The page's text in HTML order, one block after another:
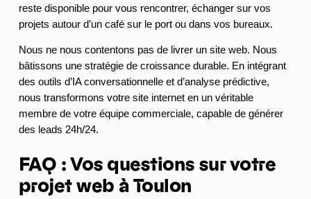
reste disponible pour vous rencontrer, échanger sur vos
projets autour d’un café sur le port ou dans vos bureaux.
Nous ne nous contentons pas de livrer un site web. Nous
bâtissons une stratégie de croissance durable. En intégrant
des outils d’IA conversationnelle et d’analyse prédictive,
nous transformons votre site internet en un véritable
membre de votre équipe commerciale, capable de générer
des leads 24h/24.
FAQ : Vos questions sur votre
projet web à Toulon